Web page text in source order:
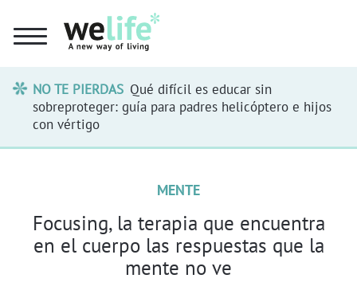
NO TE PIERDAS Qué difícil es educar sin
sobreproteger: guía para padres helicóptero e hijos
con vértigo
MENTE
Focusing, la terapia que encuentra
en el cuerpo las respuestas que la
mente no ve